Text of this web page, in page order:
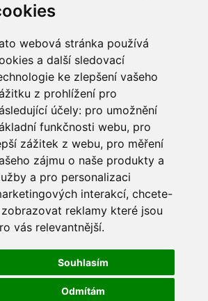
webová stránka používá
a další sledovací
ke zlepšení vašeho
z prohlížení pro
účely: pro umožnění
funkčnosti webu, pro
zážitek z webu, pro měření
zájmu o naše produkty a
a pro personalizaci
interakcí, chcete-
reklamy které jsou
vás relevantnější.
Souhlasím
Odmítám
ARCHIV
září / 2025 >>
RSS
Přehled zdrojů
1699966
Měsíc:
44876
331